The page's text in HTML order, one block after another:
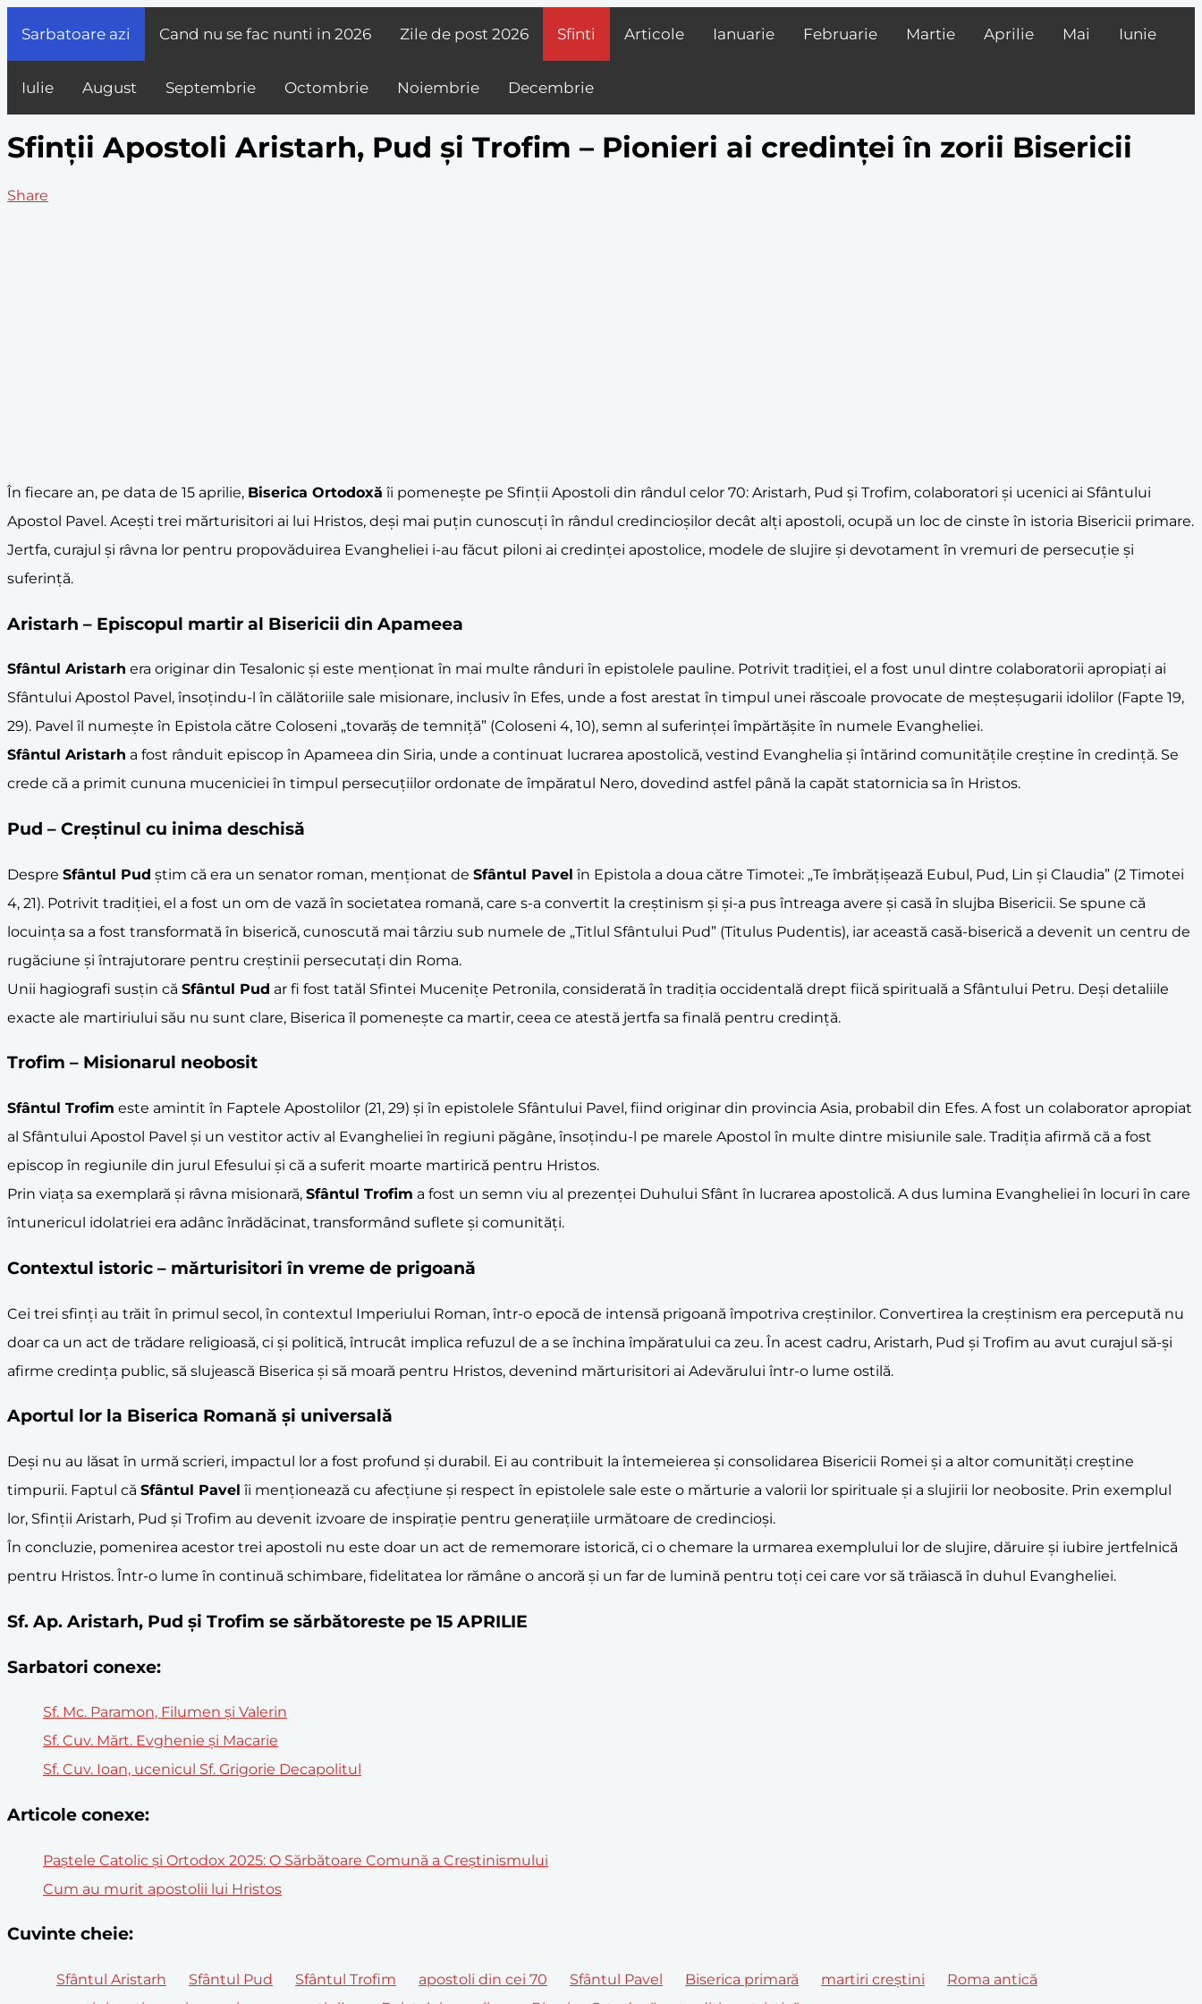
Sarbatoare azi Cand nu se fac nunti in 2026 Zile de post 2026 Sfinti Articole Ianuarie Februarie Martie Aprilie Mai Iunie
Iulie August Septembrie Octombrie Noiembrie Decembrie
Sfinții Apostoli Aristarh, Pud și Trofim – Pionieri ai credinței în zorii Bisericii
Share
În fiecare an, pe data de 15 aprilie, Biserica Ortodoxă îi pomenește pe Sfinții Apostoli din rândul celor 70: Aristarh, Pud și Trofim, colaboratori și ucenici ai Sfântului
Apostol Pavel. Acești trei mărturisitori ai lui Hristos, deși mai puțin cunoscuți în rândul credincioșilor decât alți apostoli, ocupă un loc de cinste în istoria Bisericii primare.
Jertfa, curajul și râvna lor pentru propovăduirea Evangheliei i-au făcut piloni ai credinței apostolice, modele de slujire și devotament în vremuri de persecuție și
suferință.
Aristarh – Episcopul martir al Bisericii din Apameea
Sfântul Aristarh era originar din Tesalonic și este menționat în mai multe rânduri în epistolele pauline. Potrivit tradiției, el a fost unul dintre colaboratorii apropiați ai
Sfântului Apostol Pavel, însoțindu-l în călătoriile sale misionare, inclusiv în Efes, unde a fost arestat în timpul unei răscoale provocate de meșteșugarii idolilor (Fapte 19,
29). Pavel îl numește în Epistola către Coloseni „tovarăș de temniță” (Coloseni 4, 10), semn al suferinței împărtășite în numele Evangheliei.
Sfântul Aristarh a fost rânduit episcop în Apameea din Siria, unde a continuat lucrarea apostolică, vestind Evanghelia și întărind comunitățile creștine în credință. Se
crede că a primit cununa muceniciei în timpul persecuțiilor ordonate de împăratul Nero, dovedind astfel până la capăt statornicia sa în Hristos.
Pud – Creștinul cu inima deschisă
Despre Sfântul Pud știm că era un senator roman, menționat de Sfântul Pavel în Epistola a doua către Timotei: „Te îmbrățișează Eubul, Pud, Lin și Claudia” (2 Timotei
4, 21). Potrivit tradiției, el a fost un om de vază în societatea romană, care s-a convertit la creștinism și și-a pus întreaga avere și casă în slujba Bisericii. Se spune că
locuința sa a fost transformată în biserică, cunoscută mai târziu sub numele de „Titlul Sfântului Pud” (Titulus Pudentis), iar această casă-biserică a devenit un centru de
rugăciune și întrajutorare pentru creștinii persecutați din Roma.
Unii hagiografi susțin că Sfântul Pud ar fi fost tatăl Sfintei Mucenițe Petronila, considerată în tradiția occidentală drept fiică spirituală a Sfântului Petru. Deși detaliile
exacte ale martiriului său nu sunt clare, Biserica îl pomenește ca martir, ceea ce atestă jertfa sa finală pentru credință.
Trofim – Misionarul neobosit
Sfântul Trofim este amintit în Faptele Apostolilor (21, 29) și în epistolele Sfântului Pavel, fiind originar din provincia Asia, probabil din Efes. A fost un colaborator apropiat
al Sfântului Apostol Pavel și un vestitor activ al Evangheliei în regiuni păgâne, însoțindu-l pe marele Apostol în multe dintre misiunile sale. Tradiția afirmă că a fost
episcop în regiunile din jurul Efesului și că a suferit moarte martirică pentru Hristos.
Prin viața sa exemplară și râvna misionară, Sfântul Trofim a fost un semn viu al prezenței Duhului Sfânt în lucrarea apostolică. A dus lumina Evangheliei în locuri în care
întunericul idolatriei era adânc înrădăcinat, transformând suflete și comunități.
Contextul istoric – mărturisitori în vreme de prigoană
Cei trei sfinți au trăit în primul secol, în contextul Imperiului Roman, într-o epocă de intensă prigoană împotriva creștinilor. Convertirea la creștinism era percepută nu
doar ca un act de trădare religioasă, ci și politică, întrucât implica refuzul de a se închina împăratului ca zeu. În acest cadru, Aristarh, Pud și Trofim au avut curajul să-și
afirme credința public, să slujească Biserica și să moară pentru Hristos, devenind mărturisitori ai Adevărului într-o lume ostilă.
Aportul lor la Biserica Romană și universală
Deși nu au lăsat în urmă scrieri, impactul lor a fost profund și durabil. Ei au contribuit la întemeierea și consolidarea Bisericii Romei și a altor comunități creștine
timpurii. Faptul că Sfântul Pavel îi menționează cu afecțiune și respect în epistolele sale este o mărturie a valorii lor spirituale și a slujirii lor neobosite. Prin exemplul
lor, Sfinții Aristarh, Pud și Trofim au devenit izvoare de inspirație pentru generațiile următoare de credincioși.
În concluzie, pomenirea acestor trei apostoli nu este doar un act de rememorare istorică, ci o chemare la urmarea exemplului lor de slujire, dăruire și iubire jertfelnică
pentru Hristos. Într-o lume în continuă schimbare, fidelitatea lor rămâne o ancoră și un far de lumină pentru toți cei care vor să trăiască în duhul Evangheliei.
Sf. Ap. Aristarh, Pud și Trofim se sărbătoreste pe 15 APRILIE
Sarbatori conexe:
Sf. Mc. Paramon, Filumen şi Valerin
Sf. Cuv. Mărt. Evghenie şi Macarie
Sf. Cuv. Ioan, ucenicul Sf. Grigorie Decapolitul
Articole conexe:
Paștele Catolic și Ortodox 2025: O Sărbătoare Comună a Creștinismului
Cum au murit apostolii lui Hristos
Cuvinte cheie:
Sfântul Aristarh Sfântul Pud Sfântul Trofim apostoli din cei 70 Sfântul Pavel Biserica primară martiri creștini
Roma antică